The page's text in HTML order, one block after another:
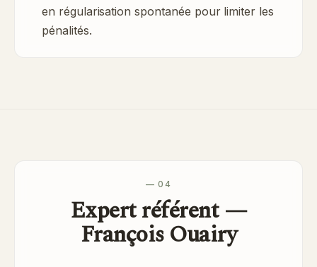
en régularisation spontanée pour limiter les
pénalités.
— 04
Expert référent —
François Ouairy